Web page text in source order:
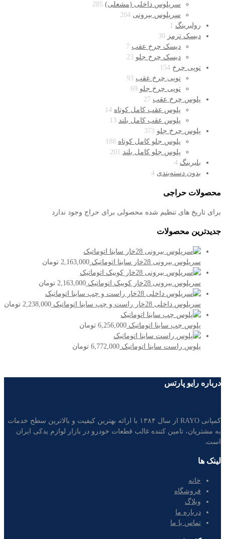
سرپلوس داخلی (مشعلی) 285
سرپلوس بیرونی 204
رولبرینگ 1
دیسک ترمز 30
دیسک چرخ عقب 7
دیسک چرخ جلو 23
توپی چرخ 154
توپی چرخ عقب 93
توپی چرخ جلو 69
پلوس چرخ عقب 27
پلوس عقب کامل کوتاه 14
پلوس عقب کامل بلند 13
پلوس چرخ جلو 373
پلوس جلو کامل کوتاه 188
پلوس جلو کامل بلند 201
بلبرینگ 4
بدون دسته‌بندی 4
محصولات حراجی
برای تاریخ های تنظیم شده محصولی برای حراج وجود ندارد
جدیدترین محصولات
سرپلوس بیرونی 28خار ساینا اتوماتیک 2,163,000 تومان
سرپلوس بیرونی 28خار کوییک اتوماتیک 2,163,000 تومان
سرپلوس داخلی 28خار راست و چپ ساینا اتوماتیک 2,238,000 تومان
پلوس چپ ساینا اتوماتیک 6,256,000 تومان
پلوس راست ساینا اتوماتیک 6,772,000 تومان
درباره رایو پارتس
کمپانی RAYO از سال ۱۳۸۴ با ارائه بهترین کیفیت و بالاترین سطح خدمات
به مشتریان، تامین کننده غالب قطعات خودرو در بازار لوازم یدکی ایران
است.
لینک ها
خانه
فروشگاه
وبلاگ
درباره ما
تماس با ما